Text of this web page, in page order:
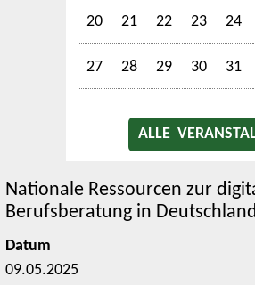
20 21 22 23 24
27 28 29 30 31
ALLE
Nationale Ressourcen zur
Berufsberatung in Deutschland
Datum
09.05.2025